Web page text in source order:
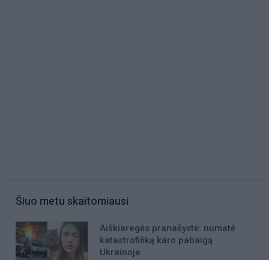
Šiuo metu skaitomiausi
Aiškiaregės pranašystė: numatė
katastrofišką karo pabaigą
Ukrainoje